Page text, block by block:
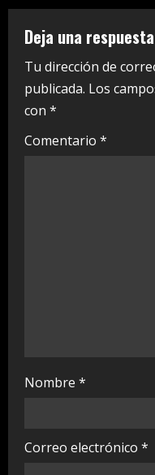
e
R
e
a
Deja una respuesta
Tu dirección de
publicada. Los
con *
Comentario *
Nombre *
Correo electrónico *